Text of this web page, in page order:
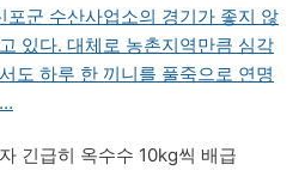
군 수산사업소의 경기가 좋지 않
있다. 대체로 농촌지역만큼 심각
도 하루 한 끼니를 풀죽으로 연명
긴급히 옥수수 10kg씩 배급